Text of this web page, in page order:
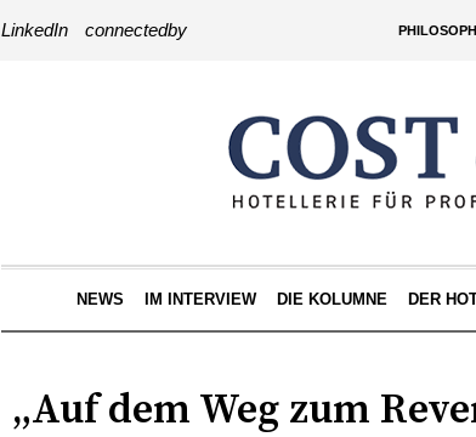
LinkedIn connectedby
NEWS IM INTERVIEW DIE KOLUMNE DER
„Auf dem Weg zum